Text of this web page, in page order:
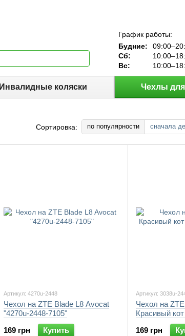
График работы:
Будние:
Сб:
Вс:
Инвалидные коляски Чехлы
Сортировка: по популярности сначала
Артикул: 4270u-2448
Чехол на ZTE Blade L8 Avocat
"4270u-2448-7105"
169 грн
Купить
Артикул: 3038u-
Чехол на
Красивый
169 грн